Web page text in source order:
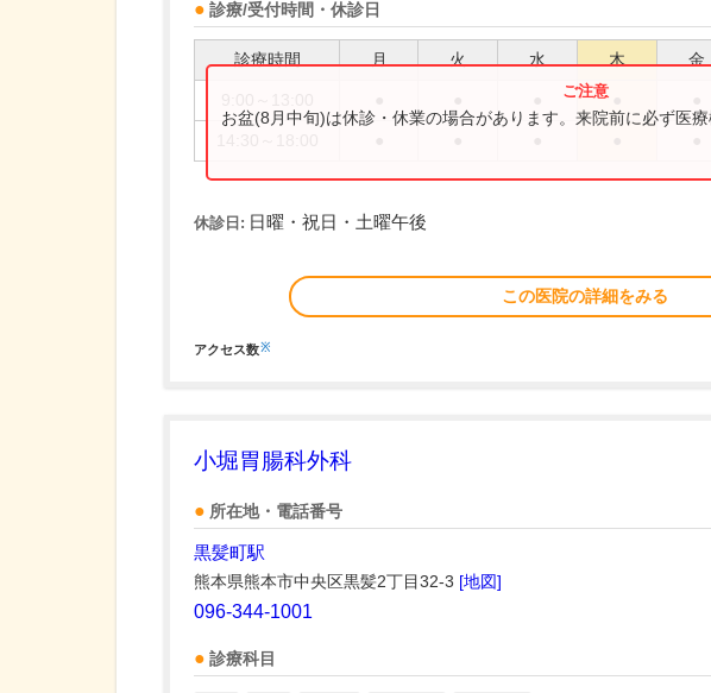
診療/受付時間・休診日
診療時間 月 火 水 木 金
お盆(8月中旬)は休診・休業の場合があります。来院前に必ず医療
休診日: 日曜・祝日・土曜午後
この医院の詳細をみる
アクセス数※
小堀胃腸科外科
所在地・電話番号
黒髪町駅
熊本県熊本市中央区黒髪2丁目32-3 [地図]
096-344-1001
診療科目